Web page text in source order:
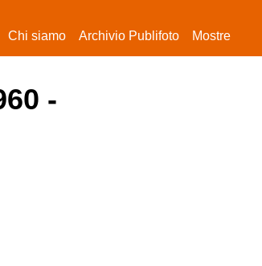
Chi siamo Archivio Publifoto Mostre
-